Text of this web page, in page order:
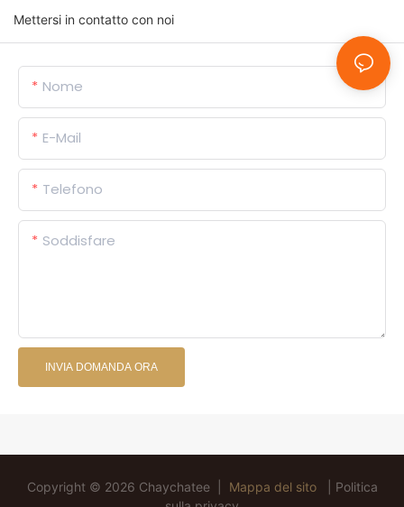
Mettersi in contatto con noi
Nome
E-Mail
Telefono
Soddisfare
INVIA DOMANDA ORA
Copyright © 2026 Chaychatee | Mappa del sito
Politica